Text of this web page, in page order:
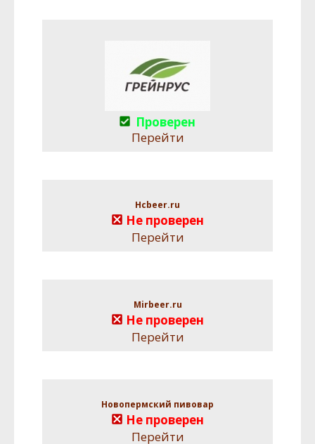
Проверен
Перейти
Hcbeer.ru
Не проверен
Перейти
Mirbeer.ru
Не проверен
Перейти
Новопермский пивовар
Не проверен
Перейти